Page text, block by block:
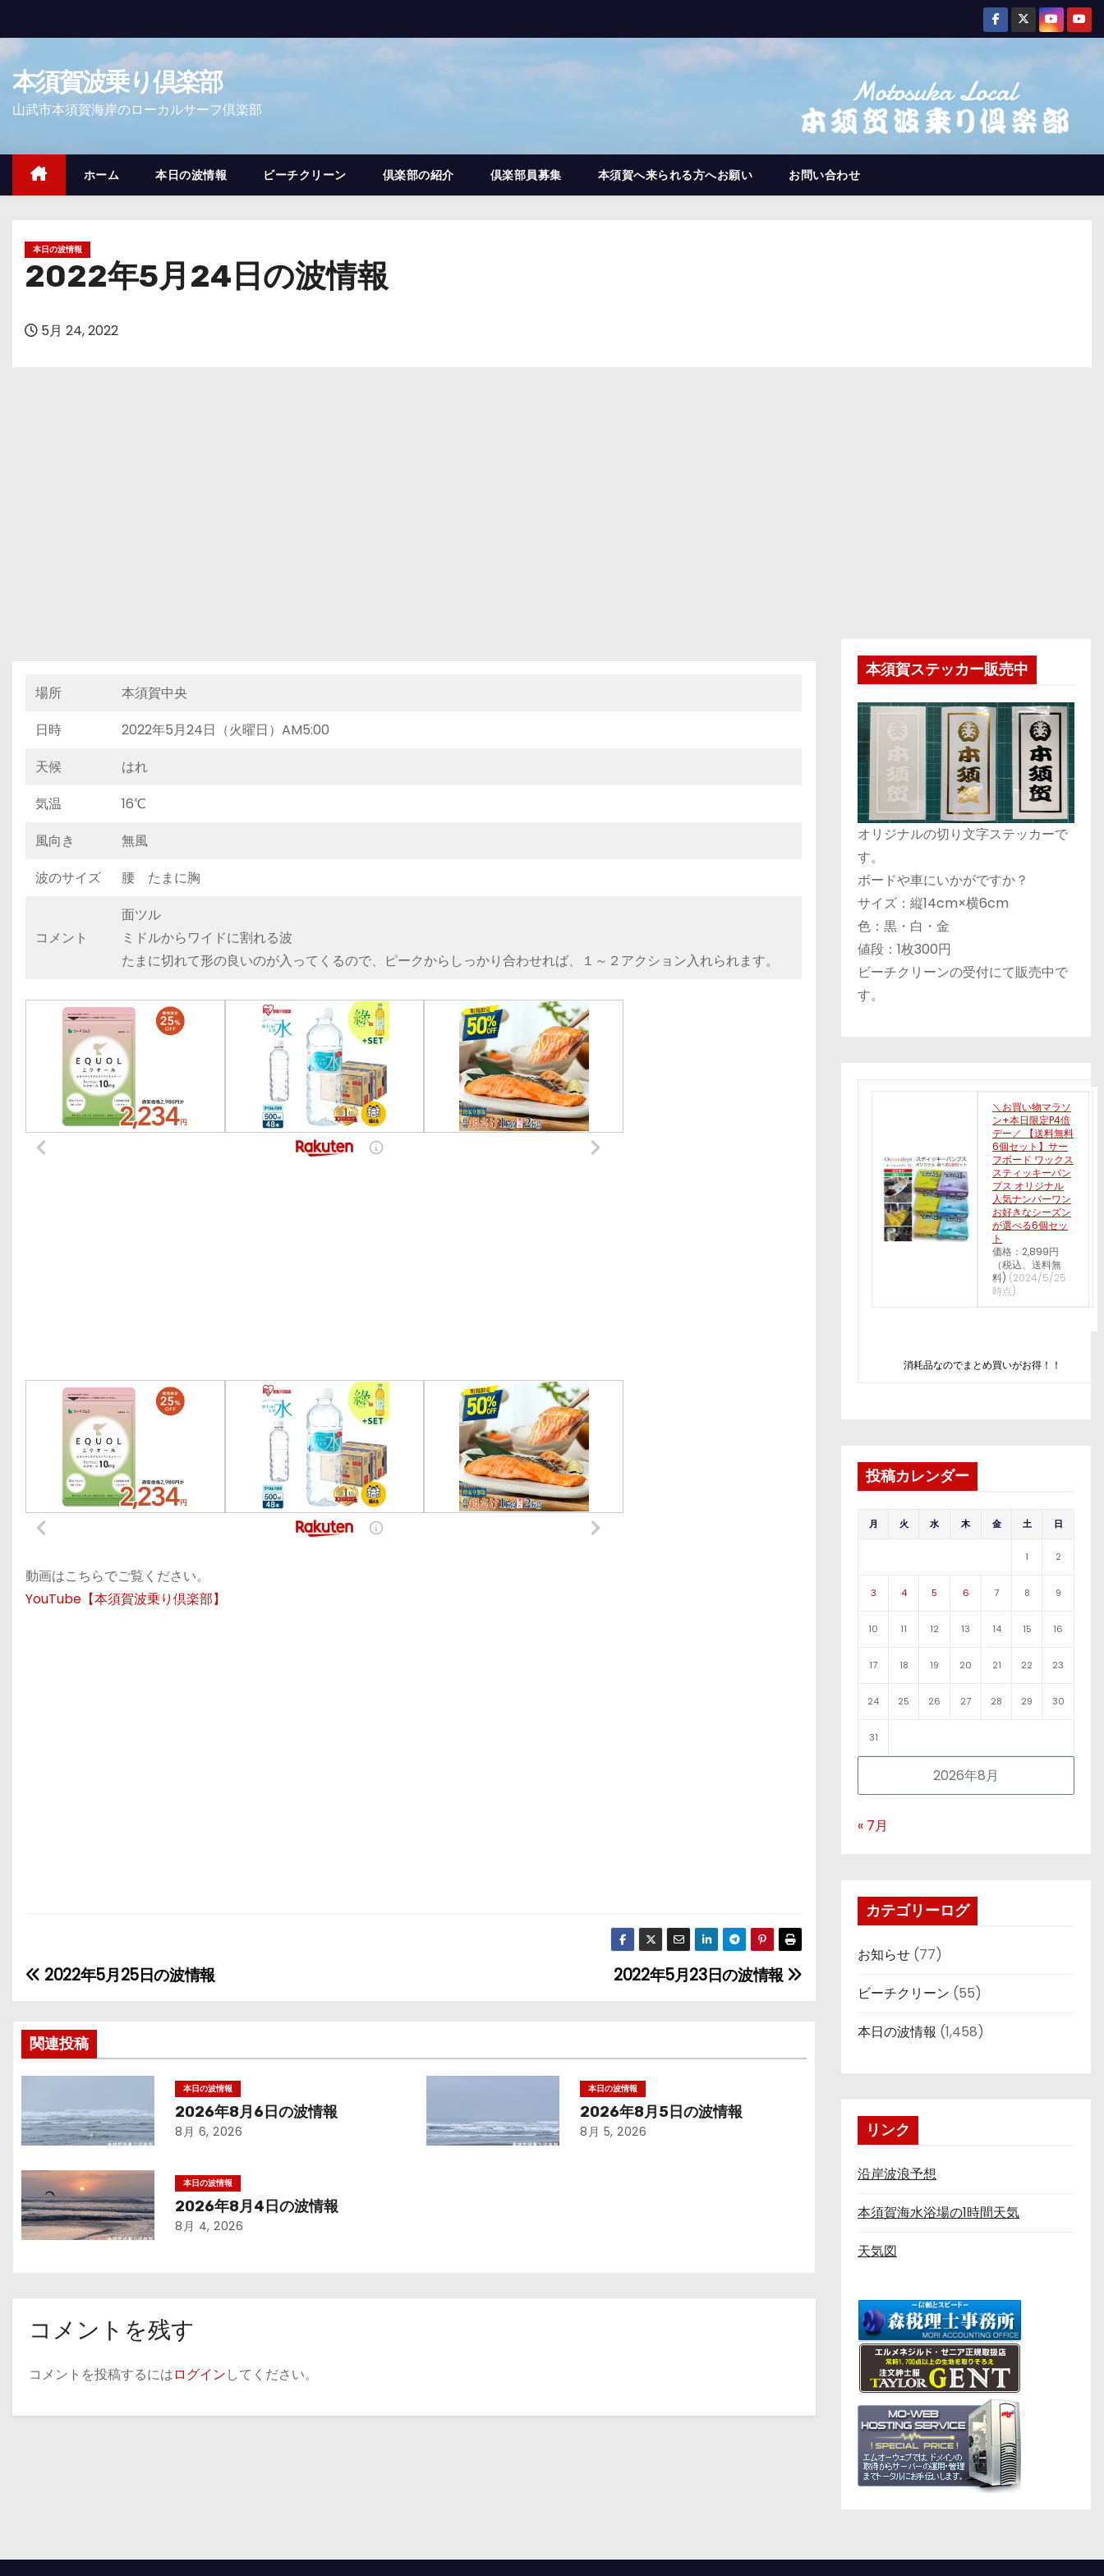
ン
テ
ッ
本須賀波乗り倶楽部
山武市本須賀海岸のローカルサーフ倶楽部
ホーム 本日の波情報 ビーチクリーン 倶楽部の紹介 倶楽部員募集 本須賀へ来られる方へお願い お問い合わせ
本日の波情報
2022年5月24日の波情報
5月 24, 2022
場所
本須賀中央
日時
2022年5月24日（火曜日）AM5:00
天候
はれ
気温
16℃
風向き
無風
波のサイズ
腰 たまに胸
コメント
面ツル
ミドルからワイドに割れる波
たまに切れて形の良いのが入ってくるので、ピークからしっかり合わせれば、１～２アクション入れられます。
動画はこちらでご覧ください。
YouTube【本須賀波乗り倶楽部】
投
ナ
ビ
ゲ
ー
シ
ョ
2022年5月23日の波情報
2022年5月25日の波情報
関連投稿
本日の波情報
2026年8月6日の波情報
8月 6, 2026
本日の波情報
2026年8月5日の波情報
8月 5, 2026
本日の波情報
2026年8月4日の波情報
8月 4, 2026
コメントを残す
コメントを投稿するにはログインしてください。
本須賀ステッカー販売中
オリジナルの切り文字ステッカーで
す。
ボードや車にいかがですか？
サイズ：縦14cm×横6cm
色：黒・白・金
値段：1枚300円
ビーチクリーンの受付にて販売中で
す。
＼お買い物マラソ
ン+本日限定P4倍
デー／ 【送料無料
6個セット】サー
フボード ワックス
スティッキーバン
プス オリジナル
人気ナンバーワン
お好きなシーズン
が選べる6個セッ
ト
価格：2,899円
（税込、送料無
料) (2024/5/25
時点)
消耗品なのでまとめ買いがお得！！
投稿カレンダー
2026年8月
月 火 水 木 金 土 日
1 2
3 4 5 6 7 8 9
10 11 12 13 14 15 16
17 18 19 20 21 22 23
24 25 26 27 28 29 30
31
« 7月
カテゴリーログ
お知らせ (77)
ビーチクリーン (55)
本日の波情報 (1,458)
リンク
沿岸波浪予想
本須賀海水浴場の1時間天気
天気図